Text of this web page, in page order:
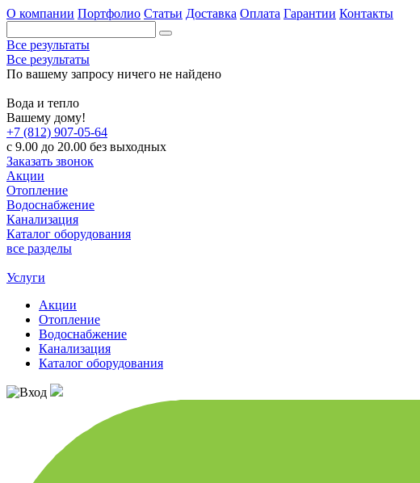
О компании Портфолио Статьи Доставка Оплата Гарантии Контакты
Все результаты
Все результаты
По вашему запросу ничего не найдено
Вода и тепло
Вашему дому!
+7 (812) 907-05-64
с 9.00 до 20.00 без выходных
Заказать звонок
Акции
Отопление
Водоснабжение
Канализация
Каталог оборудования
все разделы
Услуги
Акции
Отопление
Водоснабжение
Канализация
Каталог оборудования